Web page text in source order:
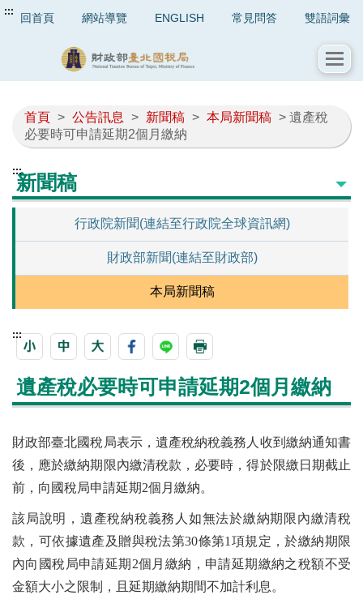
::: 回首頁 網站導覽 ENGLISH 常見問答 雙語詞彙
首頁 > 公告訊息 > 新聞稿 > 本局新聞稿 > 遺產稅
必要時可申請延期2個月繳納
:::新聞稿
行政院新聞(連結至行政院全球資訊網)
財政部新聞(連結至財政部)
本局新聞稿
:::
遺產稅必要時可申請延期2個月繳納
財政部臺北國稅局表示，遺產稅納稅義務人收到繳納通知書
後，應於繳納期限內繳清稅款，必要時，得於限繳日期截止
前，向國稅局申請延期2個月繳納。
該局說明，遺產稅納稅義務人如無法於繳納期限內繳清稅
款，可依據遺產及贈與稅法第30條第1項規定，於繳納期限
內向國稅局申請延期2個月繳納，申請延期繳納之稅額不受
金額大小之限制，且延期繳納期間不加計利息。